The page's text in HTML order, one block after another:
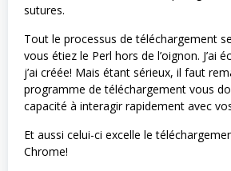
sutures.
Tout le processus de téléchargement
vous étiez le Perl hors de l’oignon. J’ai
j’ai créée! Mais étant sérieux, il faut
programme de téléchargement vous
capacité à interagir rapidement avec
Et aussi celui-ci excelle le
Chrome!